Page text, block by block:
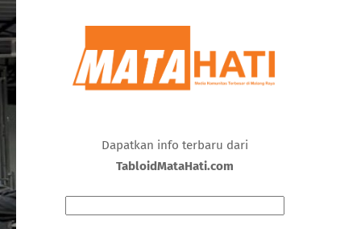
Dapatkan info terbaru dari
TabloidMataHati.com